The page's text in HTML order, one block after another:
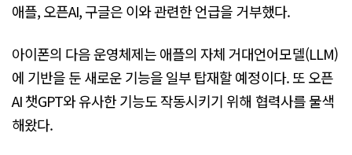
애플, 오픈AI, 구글은 이와 관련한 언급을 거부했다.
아이폰의 다음 운영체제는 애플의 자체 거대언어모델(LLM)
에 기반을 둔 새로운 기능을 일부 탑재할 예정이다. 또 오픈
AI 챗GPT와 유사한 기능도 작동시키기 위해 협력사를 물색
해왔다.